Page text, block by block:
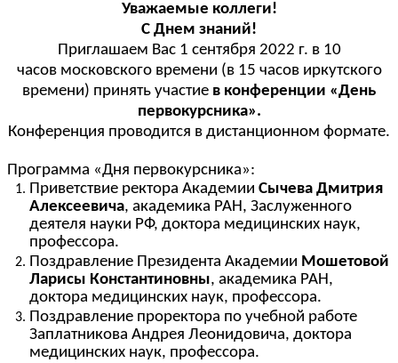
Уважаемые коллеги!
С Днем знаний!
Приглашаем Вас 1 сентября 2022 г. в 10
часов московского времени (в 15 часов иркутского
времени) принять участие в конференции «День
первокурсника».
Конференция проводится в дистанционном формате.
Программа «Дня первокурсника»:
Приветствие ректора Академии Сычева Дмитрия
Алексеевича, академика РАН, Заслуженного
деятеля науки РФ, доктора медицинских наук,
профессора.
Поздравление Президента Академии Мошетовой
Ларисы Константиновны, академика РАН,
доктора медицинских наук, профессора.
Поздравление проректора по учебной работе
Заплатникова Андрея Леонидовича, доктора
медицинских наук, профессора.